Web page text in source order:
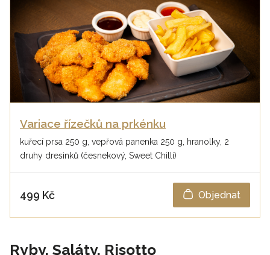
Variace řízečků na prkénku
kuřecí prsa 250 g, vepřová panenka 250 g, hranolky, 2
druhy dresinků (česnekový, Sweet Chilli)
499 Kč Objednat
Ryby, Saláty, Risotto